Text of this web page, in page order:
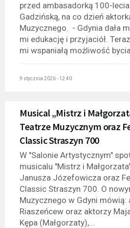
przed ambasadorką 100-
Gadzińską, na co dzień
Muzycznego. - Gdynia dała
mi edukację i przyjaciół.
mi wspaniałą możliwość
9 stycznia 2026 - 12:40
Musical „Mistrz i
Teatrze Muzycznym oraz
Classic Straszyn 700
W "Salonie Artystycznym"
musicalu "Mistrz i
Janusza Józefowicza oraz
Classic Straszyn 700. O
Muzycznego w Gdyni
Riaszeńcew oraz aktorzy
Kępa (Małgorzaty),...